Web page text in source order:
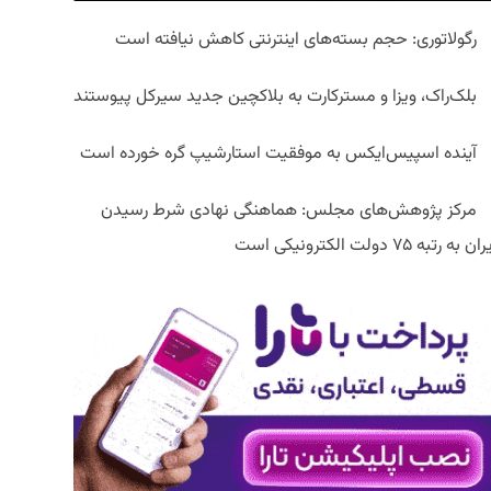
رگولاتوری: حجم بسته‌های اینترنتی کاهش نیافته است
بلک‌راک، ویزا و مسترکارت به بلاکچین جدید سیرکل پیوستند
آینده اسپیس‌ایکس به موفقیت استارشیپ گره خورده است
مرکز پژوهش‌های مجلس: هماهنگی نهادی شرط رسیدن
به رتبه ۷۵ دولت الکترونیکی است